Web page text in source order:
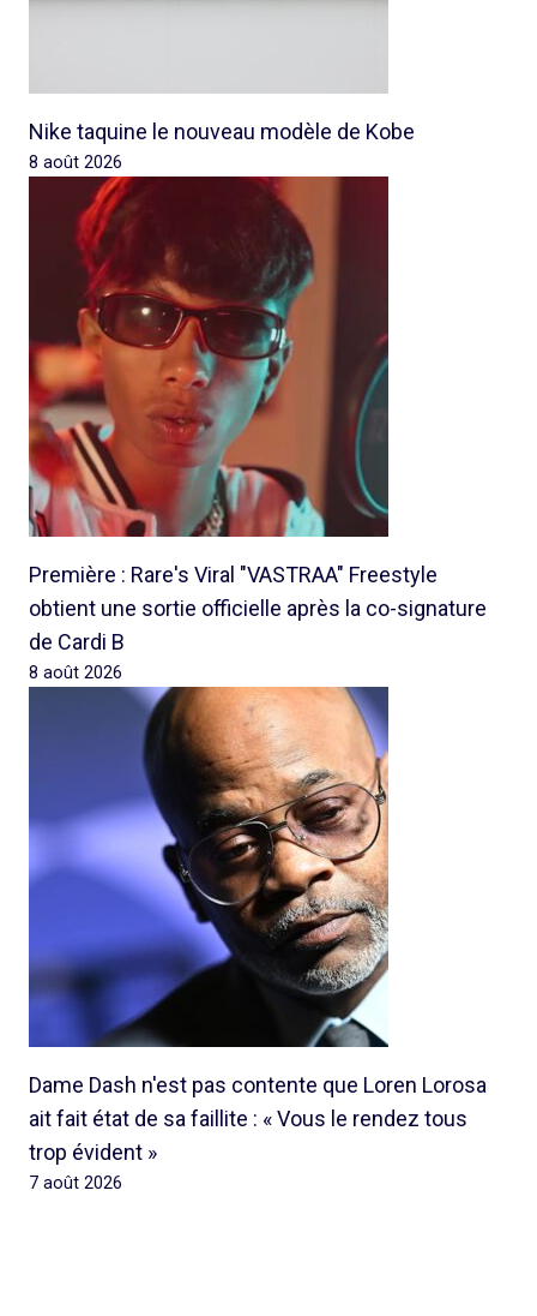
Nike taquine le nouveau modèle de Kobe
8 août 2026
Première : Rare's Viral "VASTRAA" Freestyle
obtient une sortie officielle après la co-signature
de Cardi B
8 août 2026
Dame Dash n'est pas contente que Loren Lorosa
ait fait état de sa faillite : « Vous le rendez tous
trop évident »
7 août 2026